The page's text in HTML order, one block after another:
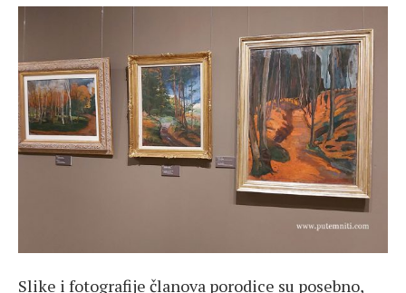
Slike i fotografije članova porodice su posebno,